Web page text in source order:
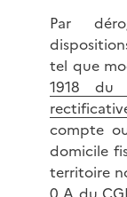
Par
tel que
1918 du
compte
domicile
territoire